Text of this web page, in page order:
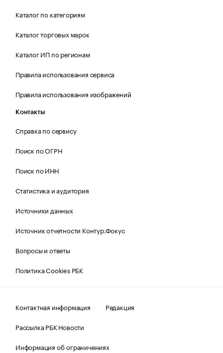
Каталог по категориям
Каталог торговых марок
Каталог ИП по регионам
Правила использования сервиса
Правила использования изображений
Контакты
Справка по сервису
Поиск по ОГРН
Поиск по ИНН
Статистика и аудитория
Источники данных
Источник отчетности Контур.Фокус
Вопросы и ответы
Политика Cookies РБК
Контактная информация
Редакция
Рассылка РБК Новости
Информация об ограничениях